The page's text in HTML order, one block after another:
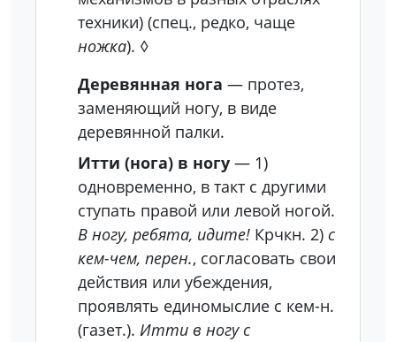
техники) (спец., редко, чаще
ножка). ◊
Деревянная нога — протез,
заменяющий ногу, в виде
деревянной палки.
Итти (нога) в ногу — 1)
одновременно, в такт с другими
ступать правой или левой ногой.
В ногу, ребята, идите! Крчкн. 2) с
кем-чем, перен., согласовать свои
действия или убеждения,
проявлять единомыслие с кем-н.
(газет.). Итти в ногу с